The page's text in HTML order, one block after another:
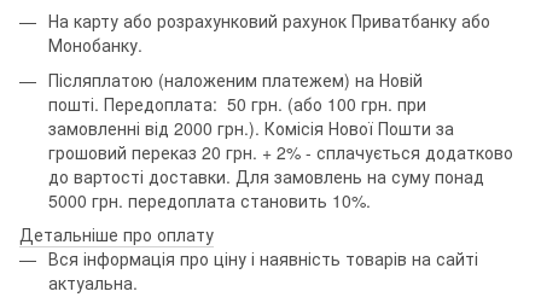
На карту або розрахунковий рахунок Приватбанку або
Монобанку.
Післяплатою (наложеним платежем) на Новій
пошті. Передоплата: 50 грн. (або 100 грн. при
замовленні від 2000 грн.). Комісія Нової Пошти за
грошовий переказ 20 грн. + 2% - сплачується додатково
до вартості доставки. Для замовлень на суму понад
5000 грн. передоплата становить 10%.
Детальніше про оплату
Вся інформація про ціну і наявність товарів на сайті
актуальна.